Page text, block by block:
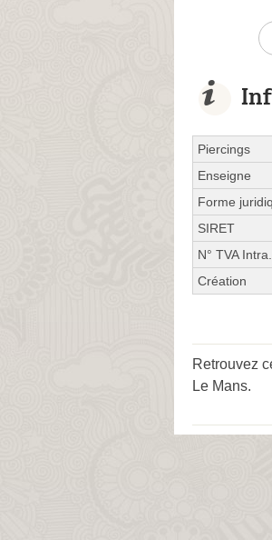
Piercings
Enseigne
Forme
SIRET
N° TVA Intra.
Création
Retrouvez
Le Mans.